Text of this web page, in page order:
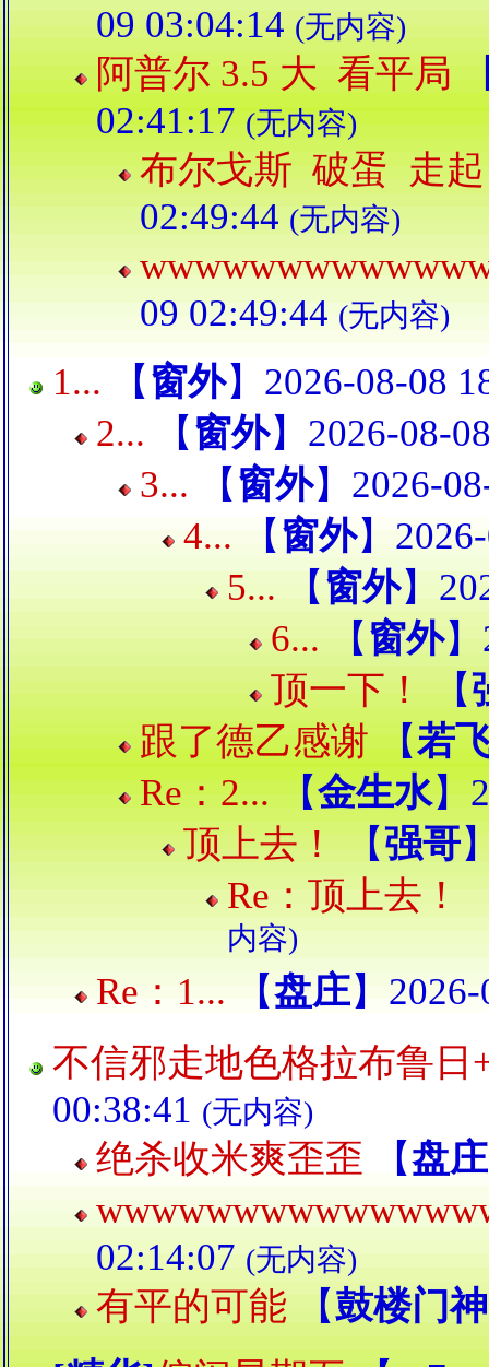
09 03:04:14 (无内容)
阿普尔 3.5 大 看平局
02:41:17 (无内容)
布尔戈斯 破蛋 走
02:49:44 (无内容)
09 02:49:44 (无内容)
1... 【 窗外】2026-08-08
2... 【 窗外】2026-08-
3... 【 窗外】2026-
4... 【 窗外】
5... 【 窗外】
6... 【 窗外
顶一下！
【
跟了德乙感谢【若
Re：2...【金生水】
顶上去！
【强哥
Re：顶上去！
内容)
Re：1... 【盘庄】
不信邪走地色格拉布鲁日
00:38:41 (无内容)
绝杀收米爽歪歪 【盘庄
02:14:07 (无内容)
有平的可能 【鼓楼门神